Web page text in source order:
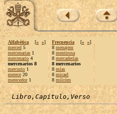
Alfabética [« »]
merced 5
mercenarias 1
mercenario 4
mercenarios 8
mercurio 1
merece 20
merecedor1
Frecuencia [« »]
8 menajem
8 mentirosa
8 mercaderías
8 mercenarios
8 mías
8 micael
8 milcóm
Libro,Capítulo,Verso